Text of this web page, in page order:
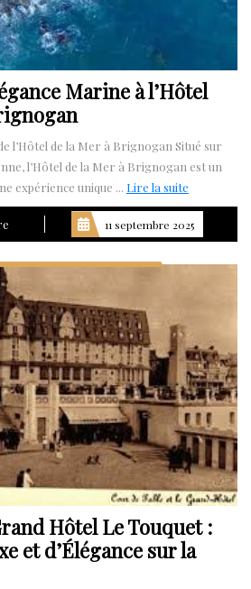
Marine à l’Hôtel
l’Hôtel de la Mer à Brignogan Situé sur
l’Hôtel de la Mer à Brignogan est un
expérience unique ... Lire la suite
la
suite
11 septembre 2025
Hôtel Le Touquet :
et d’Élégance sur la